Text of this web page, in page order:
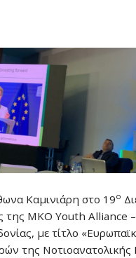
Καμινιάρη στο 19ο
της ΜΚΟ Youth Alliance
με τίτλο
της Νοτιοανατολικής